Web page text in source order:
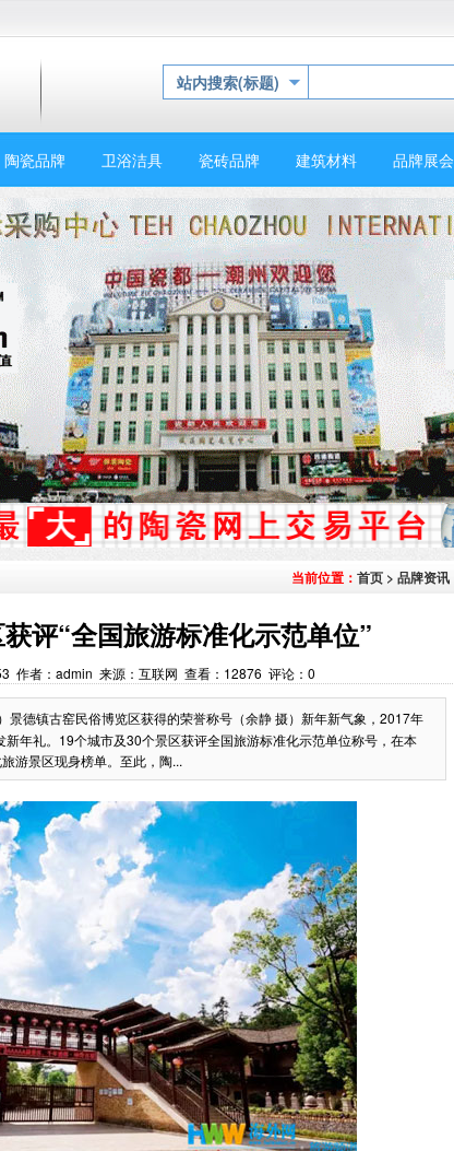
站内搜索(标题)
陶瓷品牌 卫浴洁具 瓷砖品牌 建筑材料 品牌展会
当前位置： 首页 > 品牌资讯
评“全国旅游标准化示范单位”
作者：admin 来源：互联网 查看： 12876 评论： 0
景德镇古窑民俗博览区获得的荣誉称号（余静 摄）新年新气象，2017年
年礼。19个城市及30个景区获评全国旅游标准化示范单位称号，在本
游景区现身榜单。至此，陶...